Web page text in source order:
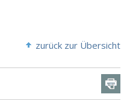
zurück zur Übersicht